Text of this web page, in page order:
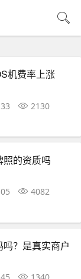
机费率上涨
2130
照的资质吗
4082
？是真实商户